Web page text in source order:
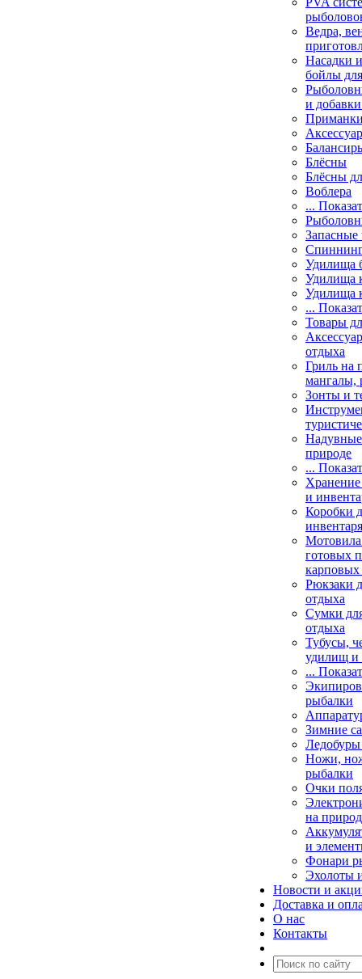
Ведра,
Насадки
бойлы
и
Блёсны
Блёсны
Воблера
...
Запасные
Удилища
Удилища
Удилища
...
Товары
отдыха
Гриль на
мангалы,
Зонты и
природе
...
Хранение
и
Коробки
готовых
карповых
Рюкзаки
отдыха
Сумки
отдыха
Тубусы,
удилищ и
...
рыбалки
Зимние
Ножи,
рыбалки
Очки
на
и
Фонари
Эхолоты
Новости и
Доставка и
О нас
Контакты